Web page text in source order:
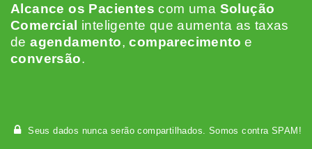
Alcance os Pacientescom uma Solução
Comercial inteligente que aumenta as taxas
deagendamento,comparecimento e
conversão.
Seus dados nunca serão compartilhados. Somos contra SPAM!